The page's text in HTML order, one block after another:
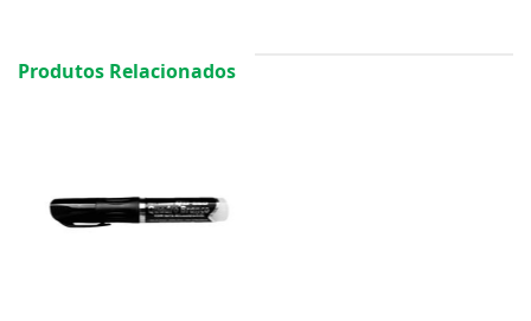
Produtos Relacionados